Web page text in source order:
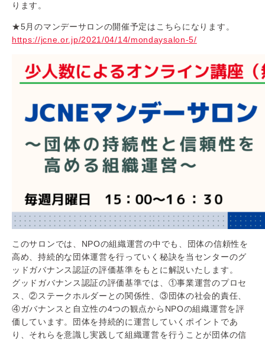
ります。
★5月のマンデーサロンの開催予定はこちらになります。
https://jcne.or.jp/2021/04/14/mondaysalon-5/
このサロンでは、NPOの組織運営の中でも、団体の信頼性を
高め、持続的な団体運営を行っていく秘訣を当センターのグ
ッドガバナンス認証の評価基準をもとに解説いたします。
グッドガバナンス認証の評価基準では、①事業運営のプロセ
ス、②ステークホルダーとの関係性、③団体の社会的責任、
④ガバナンスと自立性の4つの観点からNPOの組織運営を評
価しています。団体を持続的に運営していくポイントであ
り、それらを意識し実践して組織運営を行うことが団体の信